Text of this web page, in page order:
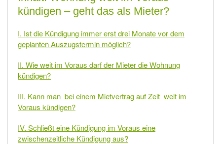
kündigen – geht das als Mieter?
I. Ist die Kündigung immer erst drei Monate vor dem
geplanten Auszugstermin möglich?
II. Wie weit im Voraus darf der Mieter die Wohnung
kündigen?
III. Kann man bei einem Mietvertrag auf Zeit weit im
Voraus kündigen?
IV. Schließt eine Kündigung im Voraus eine
zwischenzeitliche Kündigung aus?